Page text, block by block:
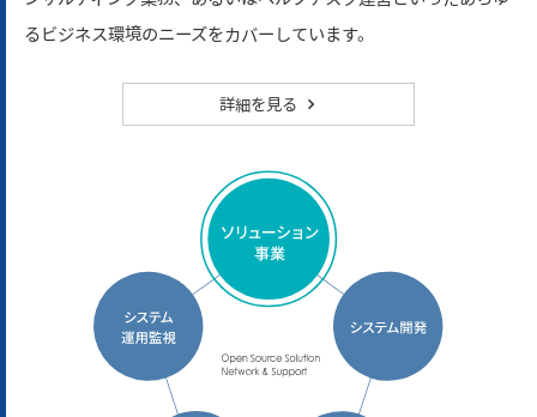
るビジネス環境のニーズをカバーしています。
詳細を見る